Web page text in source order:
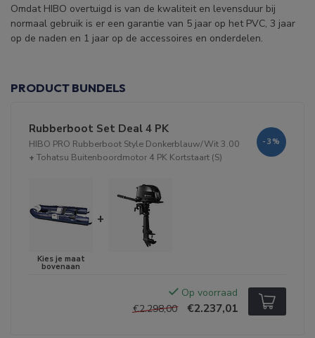
Omdat HIBO overtuigd is van de kwaliteit en levensduur bij
normaal gebruik is er een garantie van 5 jaar op het PVC, 3 jaar
op de naden en 1 jaar op de accessoires en onderdelen.
PRODUCT BUNDELS
Rubberboot Set Deal 4 PK
HIBO PRO Rubberboot Style Donkerblauw/Wit 3.00
+ Tohatsu Buitenboordmotor 4 PK Kortstaart (S)
-3%
+
Op voorraad
€2.298,00
€2.237,01